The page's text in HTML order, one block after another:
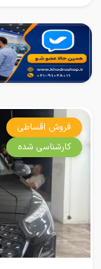
فروش اقساطی
کارشناسی شده